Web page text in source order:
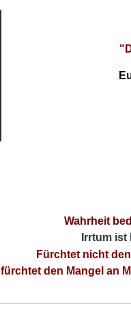
Wahrheit
Irrtum
Fürchtet nicht
fürchtet den Mangel an